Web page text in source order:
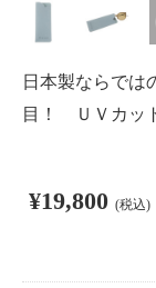
日本製ならでは
目！ ＵＶカッ
¥19,800 (税込)